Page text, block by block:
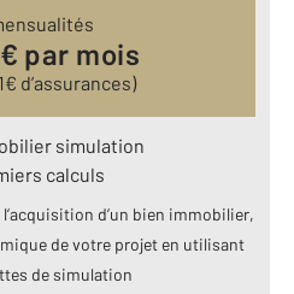
€ par mois
€ d’assurances)
simulation
calculs
d’un bien immobilier,
de votre projet en utilisant
de simulation